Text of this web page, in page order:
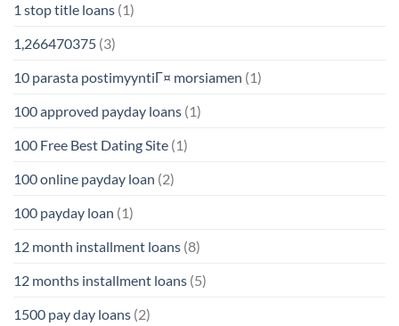
1 stop title loans (1)
1,266470375 (3)
10 parasta postimyyntiГ¤ morsiamen (1)
100 approved payday loans (1)
100 Free Best Dating Site (1)
100 online payday loan (2)
100 payday loan (1)
12 month installment loans (8)
12 months installment loans (5)
1500 pay day loans (2)